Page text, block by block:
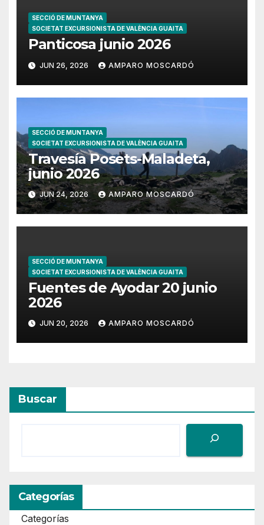
SECCIÓ DE MUNTANYA
SOCIETAT EXCURSIONISTA DE VALÈNCIA GUAITA
Panticosa junio 2026
JUN 26, 2026 AMPARO MOSCARDÓ
SECCIÓ DE MUNTANYA
SOCIETAT EXCURSIONISTA DE VALÈNCIA GUAITA
Travesía Posets-Maladeta,
junio 2026
JUN 24, 2026 AMPARO MOSCARDÓ
SECCIÓ DE MUNTANYA
SOCIETAT EXCURSIONISTA DE VALÈNCIA GUAITA
Fuentes de Ayodar 20 junio
2026
JUN 20, 2026 AMPARO MOSCARDÓ
Buscar
Categorías
Categorías